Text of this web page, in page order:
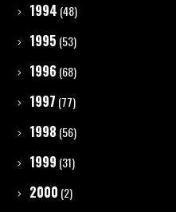
1994 (48)
1995 (53)
1996 (68)
1997 (77)
1998 (56)
1999 (31)
2000 (2)